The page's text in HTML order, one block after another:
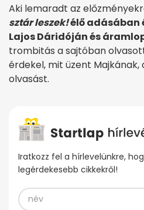
Aki lemaradt az
sztár leszek!élő adásában
Lajos Dáridóján és
trombitás a sajtóban
érdekel, mit üzent Majkának,
olvasást.
Iratkozz fel a hírlevelünkre,
legérdekesebb cikkekről!